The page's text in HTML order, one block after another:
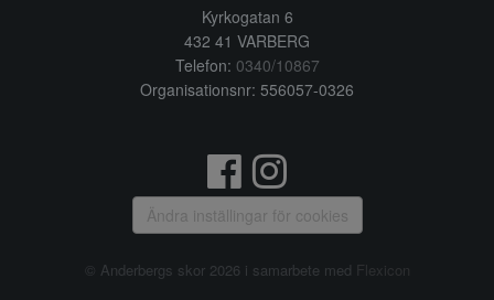
Kyrkogatan 6
432 41 VARBERG
Telefon: 0340/10867
Organisationsnr: 556057-0326
Ändra inställingar för cookies
© Anderbergs skor 2026 i samarbete med Flexicon